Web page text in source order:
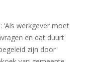
werkgever moet
en dat duurt
zijn door